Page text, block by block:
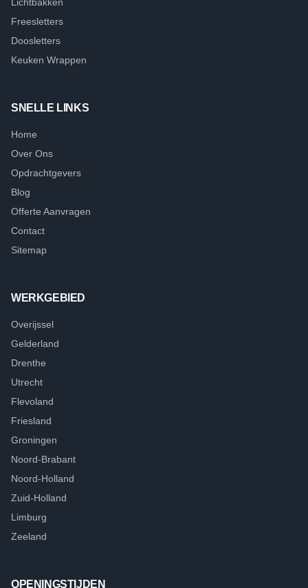
Freesletters
Doosletters
Keuken Wrappen
SNELLE LINKS
Home
Over Ons
Opdrachtgevers
Blog
Offerte Aanvragen
Contact
Sitemap
WERKGEBIED
Overijssel
Gelderland
Drenthe
Utrecht
Flevoland
Friesland
Groningen
Noord-Brabant
Noord-Holland
Zuid-Holland
Limburg
Zeeland
OPENINGSTIJDEN